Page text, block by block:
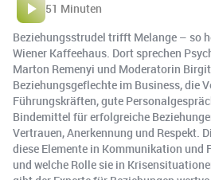
51 Minuten
Beziehungsstrudel trifft Melange – so
Wiener Kaffeehaus. Dort sprechen
Marton Remenyi und Moderatorin
Beziehungsgeflechte im Business, die
Führungskräften, gute
Bindemittel für erfolgreiche
Vertrauen, Anerkennung und Respekt.
diese Elemente in Kommunikation und
und welche Rolle sie in